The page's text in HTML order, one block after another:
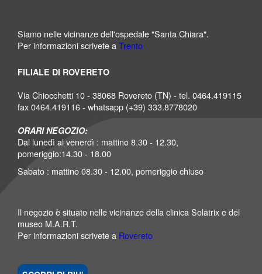
Siamo nelle vicinanze dell'ospedale "Santa Chiara".
Per informazioni scrivete aTrento
FILIALE DI ROVERETO
Via Chiocchetti 10 - 38068 Rovereto (TN) - tel. 0464.419115
fax 0464.419116 - whatsapp (+39) 333.8778020
ORARI NEGOZIO:
Dal lunedì al venerdì : mattino 8.30 - 12.30,
pomeriggio:14.30 - 18.00
Sabato : mattino 08.30 - 12.00, pomeriggio chiuso
Il negozio è situato nelle vicinanze della clinica Solatrix e del
museo M.A.R.T.
Per informazioni scrivete a Rovereto